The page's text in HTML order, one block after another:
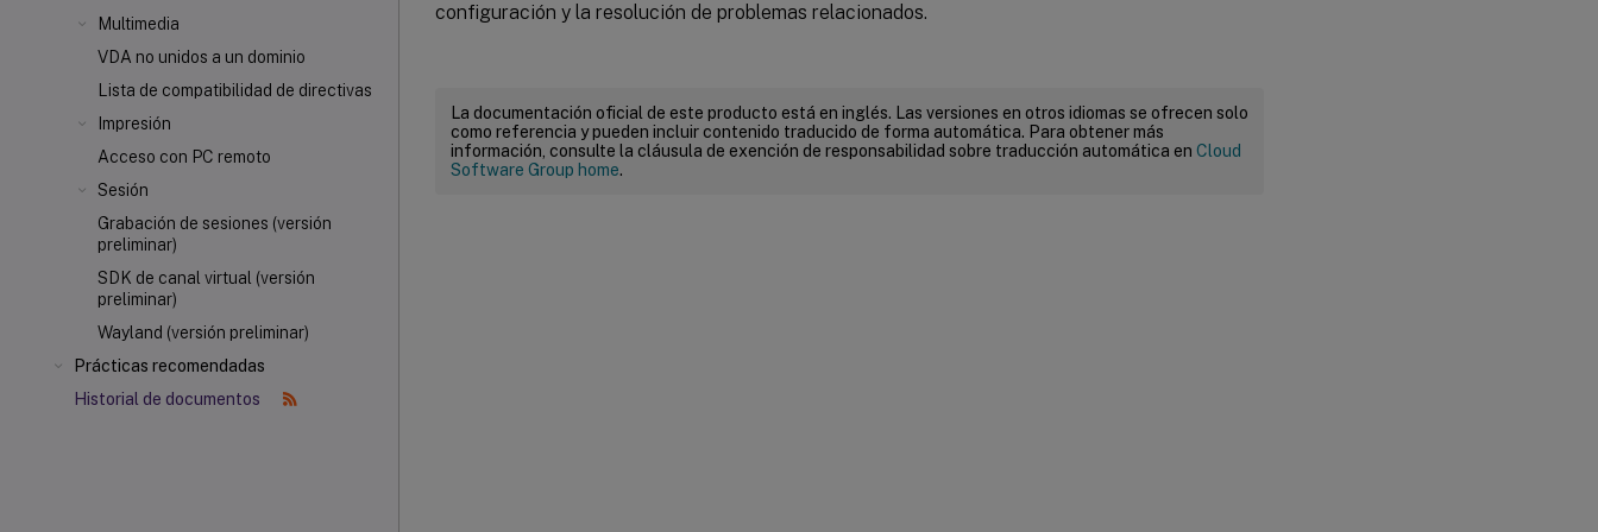
Multimedia
VDA no unidos a un dominio
Lista de compatibilidad de directivas
Impresión
Acceso con PC remoto
Sesión
Grabación de sesiones (versión
preliminar)
SDK de canal virtual (versión
preliminar)
Wayland (versión preliminar)
Prácticas recomendadas
Historial de documentos
configuración y la resolución de problemas relacionados.
La documentación oficial de este producto está en inglés. Las versiones en otros idiomas se ofrecen solo
como referencia y pueden incluir contenido traducido de forma automática. Para obtener más
información, consulte la cláusula de exención de responsabilidad sobre traducción automática en Cloud
Software Group home.